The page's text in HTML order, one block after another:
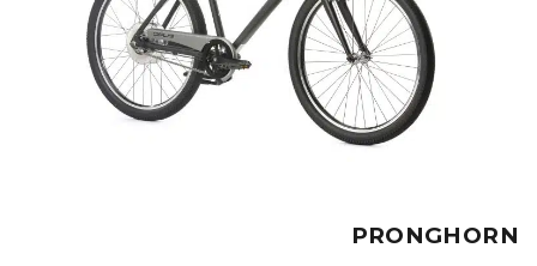
PRONGHORN